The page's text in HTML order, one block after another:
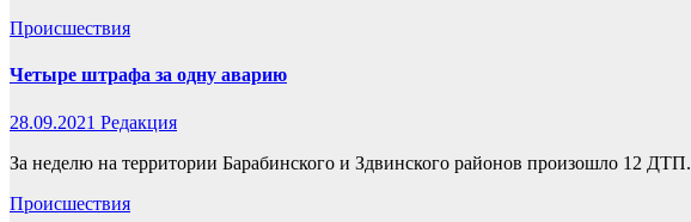
Происшествия
Четыре штрафа за одну аварию
28.09.2021 Редакция
За неделю на территории Барабинского и Здвинского районов произошло 12 ДТП.
Происшествия